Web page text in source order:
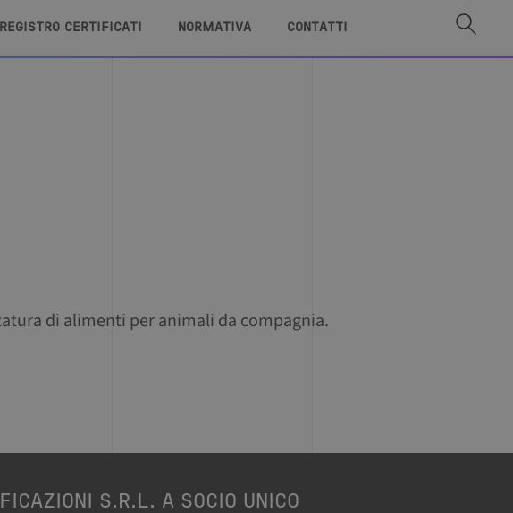
REGISTRO CERTIFICATI NORMATIVA CONTATTI
di alimenti per animali da compagnia.
S.R.L. A SOCIO UNICO